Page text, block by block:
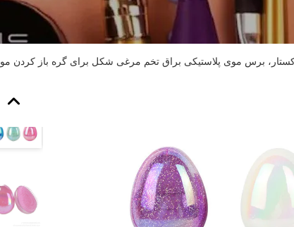
برس موی پلاستیکی براق تخم مرغی شکل برای گره باز کردن مو